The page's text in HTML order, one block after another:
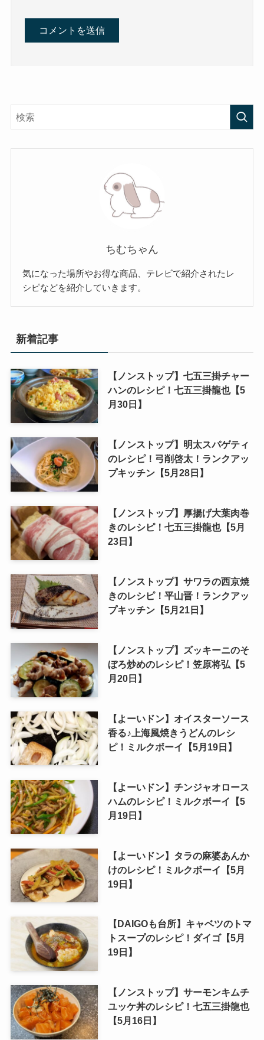
ちむちゃん
気になった場所やお得な商品、テレビで紹介されたレ
シピなどを紹介していきます。
新着記事
【ノンストップ】七五三掛チャー
ハンのレシピ！七五三掛龍也【5
月30日】
【ノンストップ】明太スパゲティ
のレシピ！弓削啓太！ランクアッ
プキッチン【5月28日】
【ノンストップ】厚揚げ大葉肉巻
きのレシピ！七五三掛龍也【5月
23日】
【ノンストップ】サワラの西京焼
きのレシピ！平山晋！ランクアッ
プキッチン【5月21日】
【ノンストップ】ズッキーニのそ
ぼろ炒めのレシピ！笠原将弘【5
月20日】
【よーいドン】オイスターソース
香る♪上海風焼きうどんのレシ
ピ！ミルクボーイ【5月19日】
【よーいドン】チンジャオロース
ハムのレシピ！ミルクボーイ【5
月19日】
【よーいドン】タラの麻婆あんか
けのレシピ！ミルクボーイ【5月
19日】
【DAIGOも台所】キャベツのトマ
トスープのレシピ！ダイゴ【5月
19日】
【ノンストップ】サーモンキムチ
ユッケ丼のレシピ！七五三掛龍也
【5月16日】